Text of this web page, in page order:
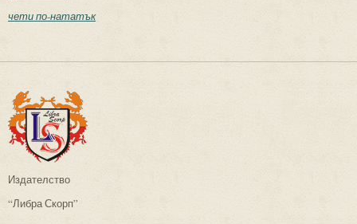
чети по-нататък
Издателство
“Либра Скорп”